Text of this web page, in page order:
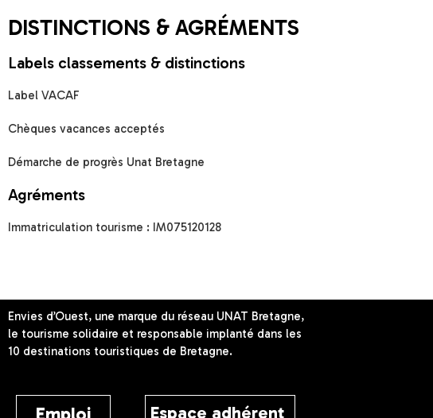
DISTINCTIONS & AGRÉMENTS
Labels classements & distinctions
Label VACAF
Chèques vacances acceptés
Démarche de progrès Unat Bretagne
Agréments
Immatriculation tourisme : IM075120128
Envies d’Ouest, une marque du réseau UNAT Bretagne,
le tourisme solidaire et responsable implanté dans les
10 destinations touristiques de Bretagne.
Espace adhérent